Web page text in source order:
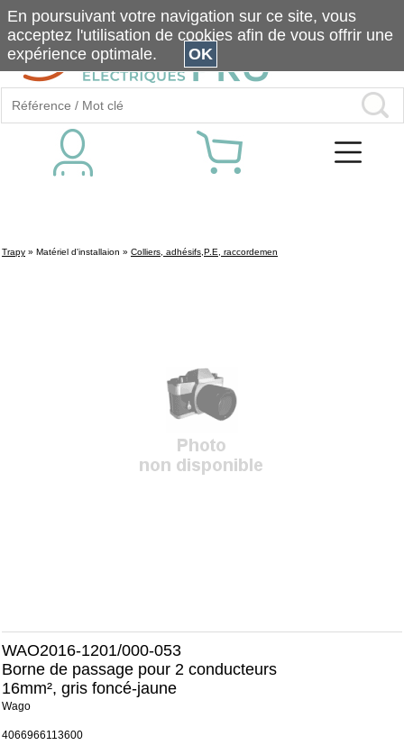
Trapy » Matériel d'installaion » Colliers, adhésifs,P.E, raccordemen
WAO2016-1201/000-053
Borne de passage pour 2 conducteurs
16mm², gris foncé-jaune
Wago
4066966113600
En poursuivant votre navigation sur ce site, vous
acceptez l'utilisation de cookies afin de vous offrir une
expérience optimale.
OK